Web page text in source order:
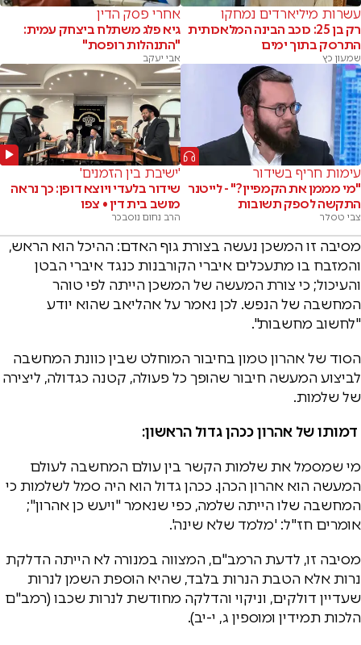
עשרות מיליארדים נמחקו
רק בן 25: כוכב הבינה המלאכותית
התרסק בתוך ימים
שמעון כץ
אחרי פסק הדין
גיא פלג משתלח ביצחק עמית:
"התנהלות רופסת"
אבי יעקב
עימות חריף בשידור
"מי מממן את הקמפיין?" - לייטנר
התקשה לספק תשובות
צבי טסלר
'ישיבת בין הזמנים'
שידור בלעדי ויוצא דופן: כך נראה
מושב בית דין • צפו
הרב נחום נוסבכר
מסיבה זו המשכן נעשה בצורת גוף האדם: ההיכל הוא הראש,
והמזבח בו מתעכלים איברי הקורבנות כנגד איברי הבטן
והעיכול; כי צורת המעשה של המשכן הייתה לפי טוהר
המחשבה של הנפש. לכן נאמר על אהליאב שהוא יודע
"לחשוב מחשבות".
הסוד של אהרון טמון בחיבור המוחלט שבין כוונת המחשבה
לביצוע המעשה חיבור שהופך כל פעולה, קטנה כגדולה, ליצירה
של שלמות.
דמותו של אהרון ככהן גדול הראשון:
מי שמסמל את שלמות הקשר בין עולם המחשבה לעולם
המעשה הוא אהרון הכהן. ככהן גדול הוא היה סמל לשלמות כי
המחשבה שלו הייתה שלמה, כפי שנאמר "ויעש כן אהרון";
אומרים חז"ל: 'מלמד שלא שינה'.
מסיבה זו, לדעת הרמב"ם, המצווה במנורה לא הייתה הדלקת
נרות אלא הטבת הנרות בלבד, שהיא הוספת השמן לנרות
שעדיין דולקים, וניקוי והדלקה מחודשת לנרות שכבו (רמב"ם
הלכות תמידין ומוספין ג, י-יב).